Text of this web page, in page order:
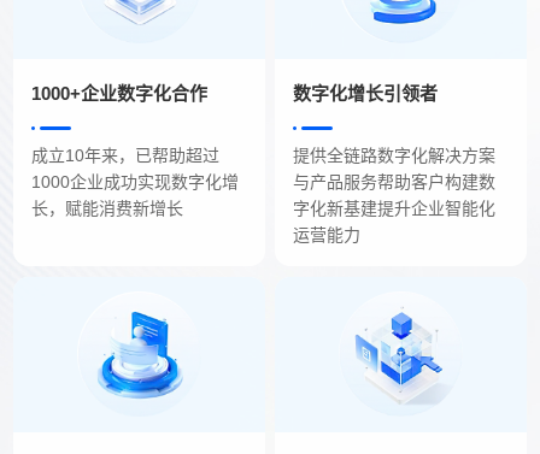
1000+企业数字化合作
成立10年来，已帮助超过
1000企业成功实现数字化增
长，赋能消费新增长
数字化增长引领者
提供全链路数字化解决方案
与产品服务帮助客户构建数
字化新基建提升企业智能化
运营能力